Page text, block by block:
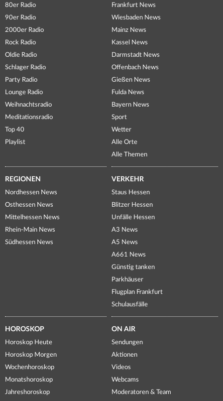
80er Radio
90er Radio
2000er Radio
Rock Radio
Oldie Radio
Schlager Radio
Party Radio
Lounge Radio
Weihnachtsradio
Meditationsradio
Top 40
Playlist
Frankfurt News
Wiesbaden News
Mainz News
Kassel News
Darmstadt News
Offenbach News
Gießen News
Fulda News
Bayern News
Sport
Wetter
Alle Orte
Alle Themen
REGIONEN
Nordhessen News
Osthessen News
Mittelhessen News
Rhein-Main News
Südhessen News
VERKEHR
Staus Hessen
Blitzer Hessen
Unfälle Hessen
A3 News
A5 News
A661 News
Günstig tanken
Parkhäuser
Flugplan Frankfurt
Schulausfälle
HOROSKOP
Horoskop Heute
Horoskop Morgen
Wochenhoroskop
Monatshoroskop
Jahreshoroskop
ON AIR
Sendungen
Aktionen
Videos
Webcams
Moderatoren & Team